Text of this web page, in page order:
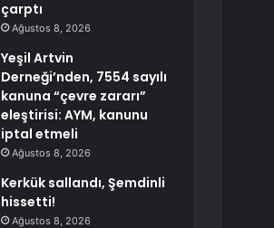
çarptı
Ağustos 8, 2026
Yeşil Artvin
Derneği’nden, 7554 sayılı
kanuna “çevre zararı”
eleştirisi: AYM, kanunu
iptal etmeli
Ağustos 8, 2026
Kerkük sallandı, Şemdinli
hissetti!
Ağustos 8, 2026